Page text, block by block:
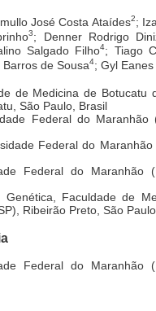
José Costa Ataídes2;
3; Denner Rodrigo
Salgado Filho4; Tiago
de Sousa4; Gyl
de Medicina de Botucatu
São Paulo, Brasil
Federal do Maranhão
Federal do
Federal do Maranhão
Faculdade de
Ribeirão Preto, São
Federal do Maranhão